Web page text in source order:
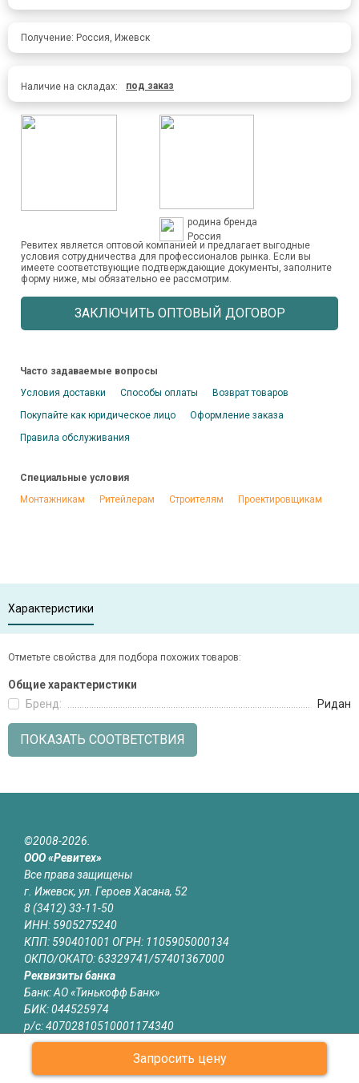
Запросить цену
Получение: Россия, Ижевск
Наличие на складах: под заказ
родина бренда
Россия
Ревитех является оптовой компанией и предлагает выгодные
условия сотрудничества для профессионалов рынка. Если вы
имеете соответствующие подтверждающие документы, заполните
форму ниже, мы обязательно ее рассмотрим.
ЗАКЛЮЧИТЬ ОПТОВЫЙ ДОГОВОР
Часто задаваемые вопросы
Условия доставки
Способы оплаты
Возврат товаров
Покупайте как юридическое лицо
Оформление заказа
Правила обслуживания
Специальные условия
Монтажникам
Ритейлерам Строителям Проектировщикам
Характеристики
Отметьте свойства для подбора похожих товаров:
Общие характеристики
Бренд:
Ридан
ПОКАЗАТЬ СООТВЕТСТВИЯ
©2008-2026.
ООО «Ревитех»
Все права защищены
г. Ижевск, ул. Героев Хасана, 52
8 (3412) 33-11-50
ИНН: 5905275240
КПП: 590401001 ОГРН: 1105905000134
ОКПО/ОКАТО: 63329741/57401367000
Реквизиты банка
Банк: АО «Тинькофф Банк»
БИК: 044525974
р/с: 40702810510001174340
к/с: 30101810145250000974
Юридическая информация
Информация на сайте izhevsk.revitech.ru не является публичной